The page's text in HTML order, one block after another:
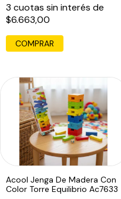
3 cuotas sin interés de
$6.663,00
Acool Jenga De Madera Con
Color Torre Equilibrio Ac7633